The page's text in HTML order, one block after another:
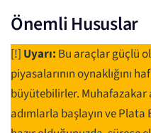
Önemli Hususlar
[!] Uyarı: Bu araçlar güçlü
piyasalarının oynaklığını
büyütebilirler. Muhafazakar
adımlarla başlayın ve